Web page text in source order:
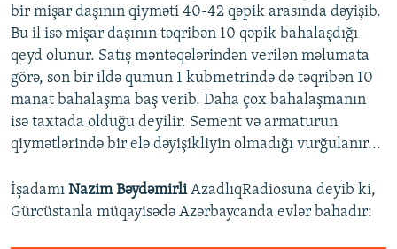
bir mişar daşının qiyməti 40-42 qəpik arasında dəyişib.
Bu il isə mişar daşının təqribən 10 qəpik bahalaşdığı
qeyd olunur. Satış məntəqələrindən verilən məlumata
görə, son bir ildə qumun 1 kubmetrində də təqribən 10
manat bahalaşma baş verib. Daha çox bahalaşmanın
isə taxtada olduğu deyilir. Sement və armaturun
qiymətlərində bir elə dəyişikliyin olmadığı vurğulanır...
İşadamı Nazim BəydəmirliAzadlıqRadiosuna deyib ki,
Gürcüstanla müqayisədə Azərbaycanda evlər bahadır: